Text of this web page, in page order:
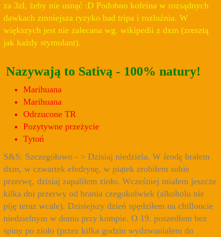
za 3zł, żeby nie usnąć :D Podobno kofeina w rozsądnych
dawkach zmniejsza ryzyko bad tripa i rozluźnia. W
większych jest nie zalecana wg. wikipedii z dxm (zresztą
jak każdy stymulant).
Nazywają to Sativą - 100% natury!
Marihuana
Marihuana
Odrzucone TR
Pozytywne przeżycie
Tytoń
S&S: Szczegółowo - > Dzisiaj niedziela. W środę brałem
dxm, w czwartek efedrynę, w piątek zrobiłem sobie
przerwę, dzisiaj zapaliłem zioło. Wcześniej miałem jeszcze
kilka dni przerwy od brania czegokolwiek (alkoholu nie
piję teraz wcale). Dzisiejszy dzień spędziłem na chilloucie
niedzielnym w domu przy kompie. O 19. poszedłem bez
spiny po zioło (przez kilka godzin wydzwaniałem do